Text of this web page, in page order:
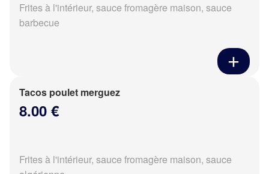
Frites à l'intérieur, sauce fromagère maison, sauce
barbecue
Tacos poulet merguez
8.00 €
Frites à l'intérieur, sauce fromagère maison, sauce